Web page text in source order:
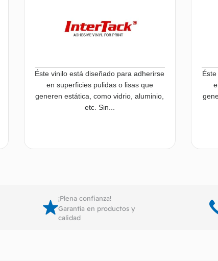
Éste vinilo está diseñado para adherirse
en superficies pulidas o lisas que
generen estática, como vidrio, aluminio,
etc. Sin...
¡Plena confianza!
Garantía en productos y
calidad